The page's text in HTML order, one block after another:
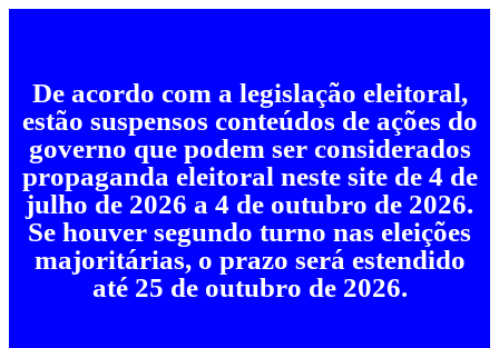
De acordo com a legislação eleitoral,
estão suspensos conteúdos de ações do
governo que podem ser considerados
propaganda eleitoral neste site de 4 de
julho de 2026 a 4 de outubro de 2026.
Se houver segundo turno nas eleições
majoritárias, o prazo será estendido
até 25 de outubro de 2026.